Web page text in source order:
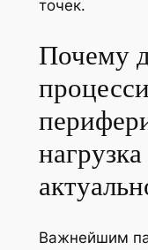
точек.
Почему
Важнейшим